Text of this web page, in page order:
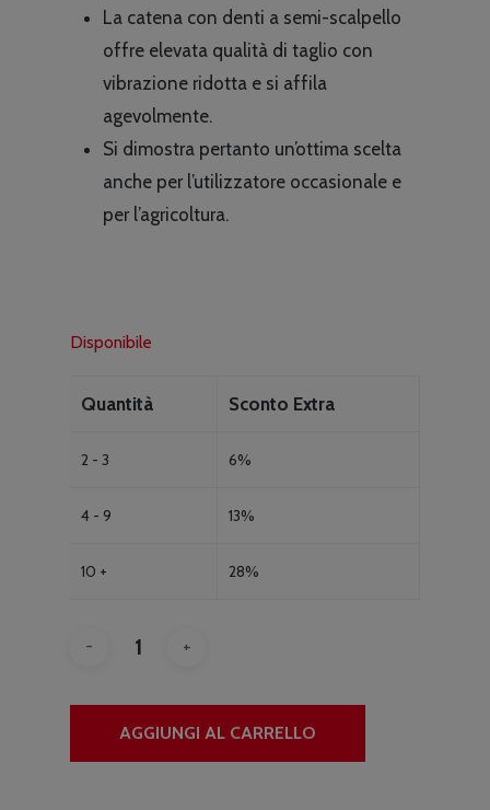
La catena con denti a semi-scalpello
offre elevata qualità di taglio con
vibrazione ridotta e si affila
agevolmente.
Si dimostra pertanto un’ottima scelta
anche per l’utilizzatore occasionale e
per l’agricoltura.
Disponibile
Quantità Sconto Extra
2 - 3 6%
4 - 9 13%
10 + 28%
AGGIUNGI AL CARRELLO